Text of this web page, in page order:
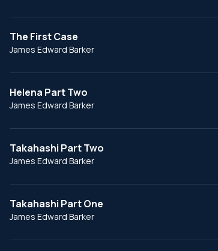
The First Case
James Edward Barker
Helena Part Two
James Edward Barker
Takahashi Part Two
James Edward Barker
Takahashi Part One
James Edward Barker